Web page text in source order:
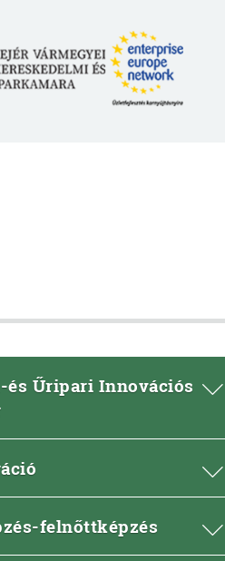
és Űripari Innovációs
felnőttképzés